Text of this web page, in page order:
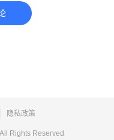
隐私政策
Rights Reserved